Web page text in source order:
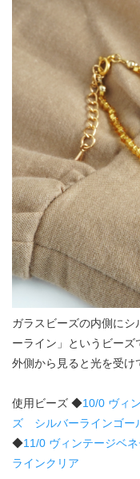
ガラスビーズの内側に
ーライン」というビーズ
外側から見ると光を受け
使用ビーズ ◆10/0 ヴィ
ズ シルバーラインゴー
◆11/0 ヴィンテージベ
ラインクリア